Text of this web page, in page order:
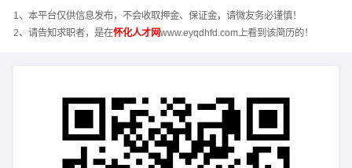
1、本平台仅供信息发布，不会收取押金、保证金，请微友务必谨慎！
2、请告知求职者，是在怀化人才网www.eyqdhfd.com上看到该简历的！